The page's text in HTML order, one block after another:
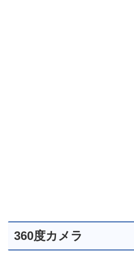
360度カメラ